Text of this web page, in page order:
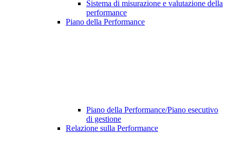
Sistema di misurazione e valutazione della
performance
Piano della Performance
Piano della Performance/Piano esecutivo
di gestione
Relazione sulla Performance